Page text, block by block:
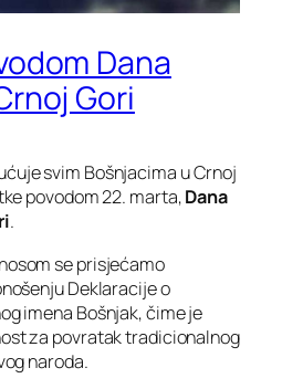
Dana
Gori
svim Bošnjacima u Crnoj
povodom 22. marta,Dana
.
se prisjećamo
Deklaracije o
imena Bošnjak, čime je
za povratak tradicionalnog
naroda.